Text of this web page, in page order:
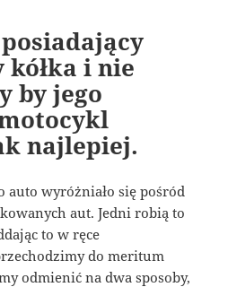
i nie
by jego
najlepiej.
auto wyróżniało się pośród
aut. Jedni robią to
to w ręce
do meritum
odmienić na dwa sposoby,